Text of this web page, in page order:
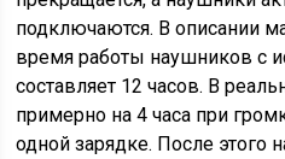
подключаются. В описании
время работы наушников с
составляет 12 часов. В
примерно на 4 часа при
одной зарядке. После этого